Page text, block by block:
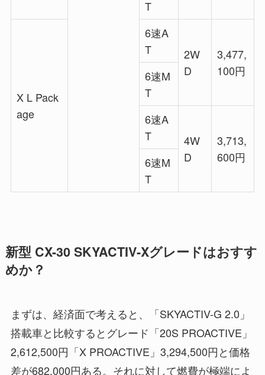
T
X L Pack
age
6速A
T
2W
D
3,477,
100円
6速M
T
6速A
T
4W
D
3,713,
600円
6速M
T
新型 CX-30 SKYACTIV-Xグレードはおすす
めか？
まずは、経済面で考えると、「SKYACTIV-G 2.0」
搭載車と比較するとグレード「20S PROACTIVE」
2,612,500円「X PROACTIVE」3,294,500円と価格
差が682,000円ある。それに対して燃費が極端によ